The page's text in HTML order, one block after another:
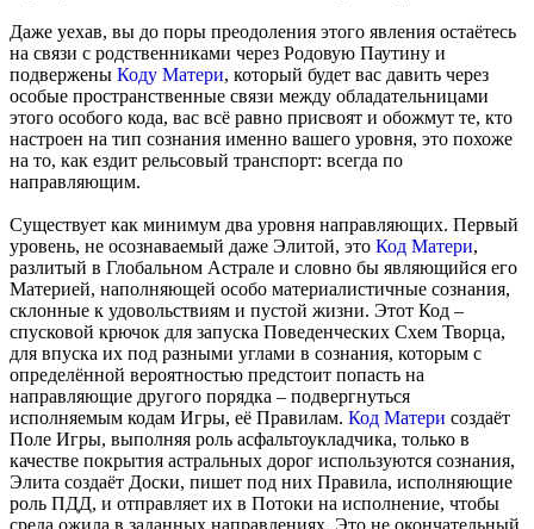
Даже уехав, вы до поры преодоления этого явления остаётесь
на связи с родственниками через Родовую Паутину и
подвержены Коду Матери, который будет вас давить через
особые пространственные связи между обладательницами
этого особого кода, вас всё равно присвоят и обожмут те, кто
настроен на тип сознания именно вашего уровня, это похоже
на то, как ездит рельсовый транспорт: всегда по
направляющим.
Существует как минимум два уровня направляющих. Первый
уровень, не осознаваемый даже Элитой, это Код Матери,
разлитый в Глобальном Астрале и словно бы являющийся его
Материей, наполняющей особо материалистичные сознания,
склонные к удовольствиям и пустой жизни. Этот Код –
спусковой крючок для запуска Поведенческих Схем Творца,
для впуска их под разными углами в сознания, которым с
определённой вероятностью предстоит попасть на
направляющие другого порядка – подвергнуться
исполняемым кодам Игры, её Правилам. Код Матери создаёт
Поле Игры, выполняя роль асфальтоукладчика, только в
качестве покрытия астральных дорог используются сознания,
Элита создаёт Доски, пишет под них Правила, исполняющие
роль ПДД, и отправляет их в Потоки на исполнение, чтобы
среда ожила в заданных направлениях. Это не окончательный